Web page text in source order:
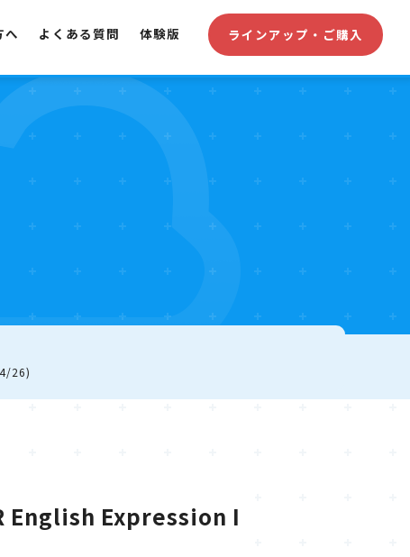
へ よくある質問 体験版 ラインアップ・ご購入
26)
English Expression I